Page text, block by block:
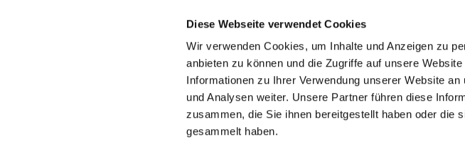
Diese Webseite verwendet Cookies
Wir verwenden Cookies, um Inhalte und Anzeigen zu
anbieten zu können und die Zugriffe auf unsere
Informationen zu Ihrer Verwendung unserer Website
und Analysen weiter. Unsere Partner führen diese
zusammen, die Sie ihnen bereitgestellt haben oder die
gesammelt haben.